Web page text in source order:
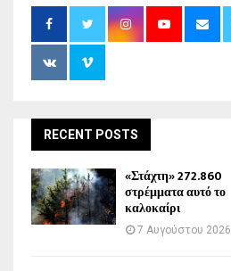
RECENT POSTS
«Στάχτη» 272.860
στρέμματα αυτό το
καλοκαίρι
7 Αυγούστου 2026